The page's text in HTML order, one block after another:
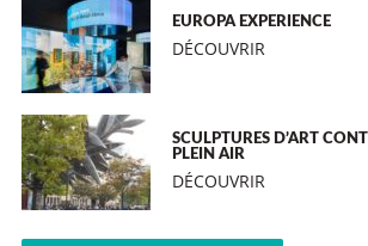
EUROPA EXPERIENCE
DÉCOUVRIR
SCULPTURES D’ART
PLEIN AIR
DÉCOUVRIR